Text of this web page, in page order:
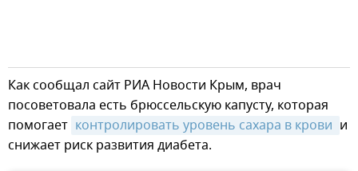
Как сообщал сайт РИА Новости Крым, врач
посоветовала есть брюссельскую капусту, которая
помогает контролировать уровень сахара в крови и
снижает риск развития диабета.